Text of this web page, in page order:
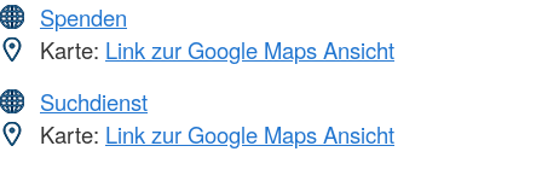
Spenden
Karte: Link zur Google Maps Ansicht
Suchdienst
Karte: Link zur Google Maps Ansicht